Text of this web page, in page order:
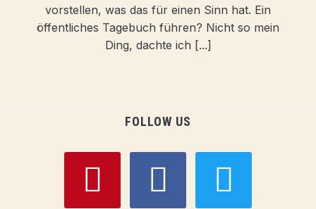
vorstellen, was das für einen Sinn hat. Ein
öffentliches Tagebuch führen? Nicht so mein
Ding, dachte ich [...]
FOLLOW US